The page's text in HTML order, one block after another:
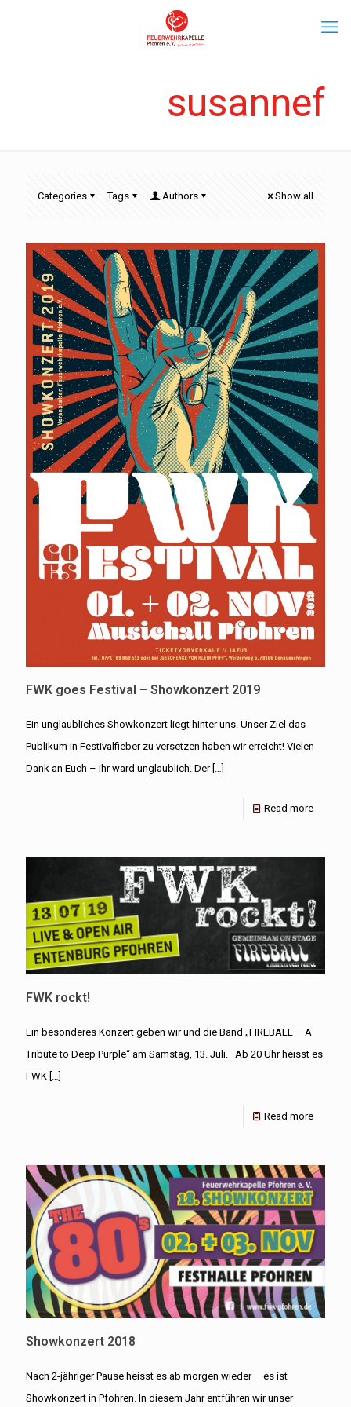
susannef
Categories Tags Authors Show all
FWK goes Festival – Showkonzert 2019
Ein unglaubliches Showkonzert liegt hinter uns. Unser Ziel das
Publikum in Festivalfieber zu versetzen haben wir erreicht! Vielen
Dank an Euch – ihr ward unglaublich. Der[…]
Read more
FWK rockt!
Ein besonderes Konzert geben wir und die Band „FIREBALL – A
Tribute to Deep Purple“ am Samstag, 13. Juli. Ab 20 Uhr heisst es
FWK
Read more
Showkonzert 2018
Nach 2-jähriger Pause heisst es ab morgen wieder – es ist
Showkonzert in Pfohren. In diesem Jahr entführen wir unser